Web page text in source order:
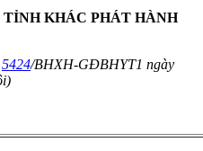
KHÁC PHÁT HÀNH
5424/BHXH-GĐBHYT1 ngày